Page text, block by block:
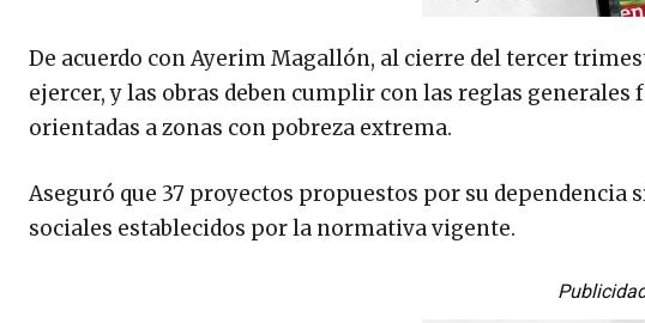
De acuerdo con Ayerim Magallón, al cierre del tercer
ejercer, y las obras deben cumplir con las reglas
orientadas a zonas con pobreza extrema.
Aseguró que 37 proyectos propuestos por su
sociales establecidos por la normativa vigente.